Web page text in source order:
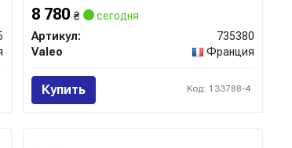
8 780₴
сегодня
Артикул:
735380
Valeo
Франция
Купить Код: 133788-4